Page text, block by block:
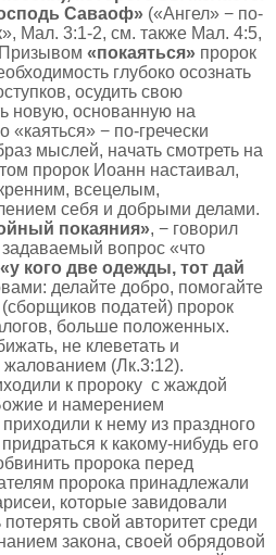
Cаваоф» («Ангел» − по-
Мал. 3:1-2, см. также Мал. 4:5,
«покаяться» пророк
глубоко осознать
осудить свою
новую, основанную на
− по-гречески
мыслей, начать смотреть на
пророк Иоанн настаивал,
всецелым,
себя и добрыми делами.
покаяния», − говорил
вопрос «что
«у кого две одежды, тот дай
делайте добро, помогайте
податей) пророк
больше положенных.
не клеветать и
жалованием (Лк.3:12).
к пророку с жаждой
и намерением
к нему из праздного
к какому-нибудь его
пророка перед
пророка принадлежали
которые завидовали
свой авторитет среди
закона, своей обрядовой